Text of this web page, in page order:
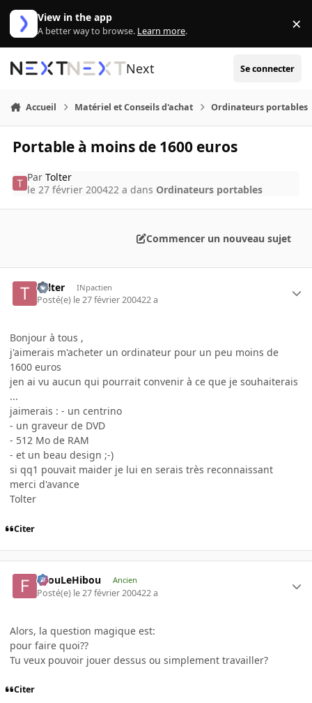
Aller au contenu
View in the app
A better way to browse. Learn more. ×
Next Se connecter
Accueil Matériel et Conseils d'achat Ordinateurs portables
Portable à moins de 1600 euros
ParTolter
le 27 février 200422 a dans Ordinateurs portables
Commencer un nouveau sujet
Tolter INpactien
Posté(e) le 27 février 200422 a
Bonjour à tous ,
j'aimerais m'acheter un ordinateur pour un peu moins de
1600 euros
jen ai vu aucun qui pourrait convenir à ce que je souhaiterais
...
jaimerais : - un centrino
- un graveur de DVD
- 512 Mo de RAM
- et un beau design ;-)
si qq1 pouvait maider je lui en serais très reconnaissant
merci d'avance
Tolter
Citer
FilouLeHibou Ancien
Posté(e) le 27 février 200422 a
Alors, la question magique est:
pour faire quoi??
Tu veux pouvoir jouer dessus ou simplement travailler?
Citer